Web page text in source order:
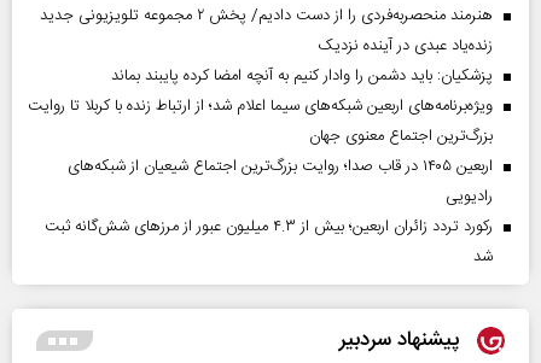
هنرمند منحصر‌به‌فردی را از دست دادیم/ پخش ۲ مجموعه تلویزیونی جدید
زنده‌یاد عبدی در آینده نزدیک
پزشکیان: باید دشمن را وادار کنیم به آنچه امضا کرده پایبند بماند
ویژه‌برنامه‌های اربعین شبکه‌های سیما اعلام شد؛ از ارتباط زنده با کربلا تا روایت
بزرگ‌ترین اجتماع معنوی جهان
اربعین ۱۴۰۵ در قاب صدا؛ روایت بزرگ‌ترین اجتماع شیعیان از شبکه‌های
رادیویی
رکورد تردد زائران اربعین؛ بیش از ۴.۳ میلیون عبور از مرزهای شش‌گانه ثبت
شد
پیشنهاد سردبیر